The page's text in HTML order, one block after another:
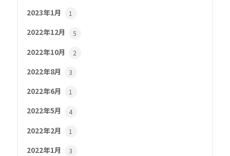
2023年1月 1
2022年12月 5
2022年10月 2
2022年8月 3
2022年6月 1
2022年5月 4
2022年2月 1
2022年1月 3